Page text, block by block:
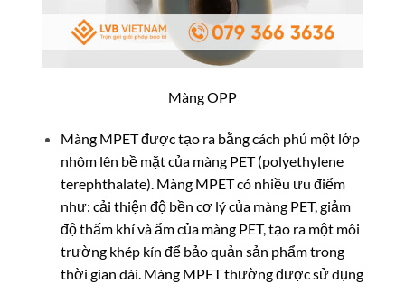
Màng OPP
Màng MPET được tạo ra bằng cách phủ một lớp
nhôm lên bề mặt của màng PET (polyethylene
terephthalate). Màng MPET có nhiều ưu điểm
như: cải thiện độ bền cơ lý của màng PET, giảm
độ thấm khí và ẩm của màng PET, tạo ra một môi
trường khép kín để bảo quản sản phẩm trong
thời gian dài. Màng MPET thường được sử dụng